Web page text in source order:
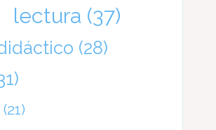
lectura (37)
(28)
(21)